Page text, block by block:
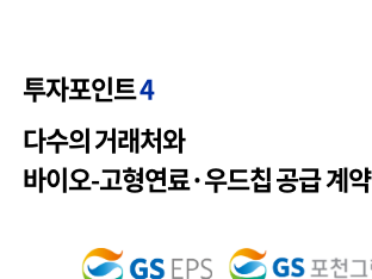
투자포인트4
다수의 거래처와
바이오-고형연료·우드칩 공급 계약